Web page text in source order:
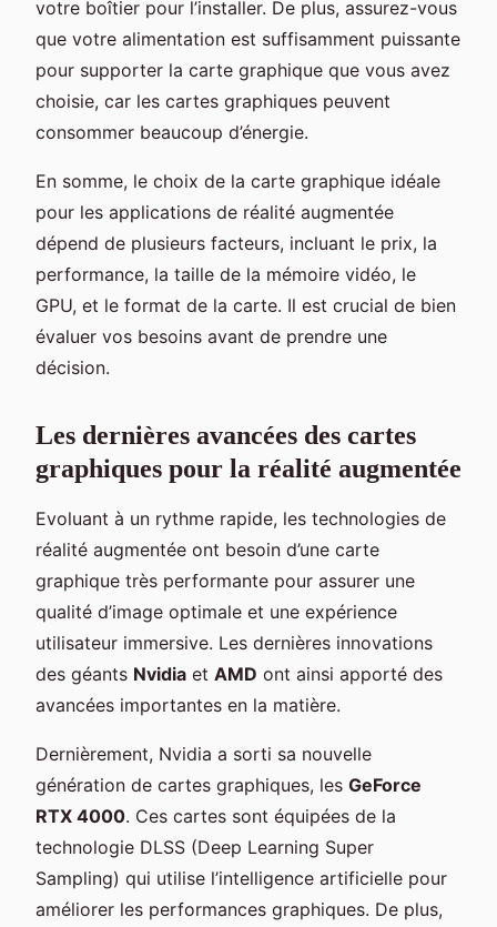
votre boîtier pour l’installer. De plus, assurez-vous
que votre alimentation est suffisamment puissante
pour supporter la carte graphique que vous avez
choisie, car les cartes graphiques peuvent
consommer beaucoup d’énergie.
En somme, le choix de la carte graphique idéale
pour les applications de réalité augmentée
dépend de plusieurs facteurs, incluant le prix, la
performance, la taille de la mémoire vidéo, le
GPU, et le format de la carte. Il est crucial de bien
évaluer vos besoins avant de prendre une
décision.
Les dernières avancées des cartes
graphiques pour la réalité augmentée
Evoluant à un rythme rapide, les technologies de
réalité augmentée ont besoin d’une carte
graphique très performante pour assurer une
qualité d’image optimale et une expérience
utilisateur immersive. Les dernières innovations
des géants Nvidia et AMD ont ainsi apporté des
avancées importantes en la matière.
Dernièrement, Nvidia a sorti sa nouvelle
génération de cartes graphiques, les GeForce
RTX 4000. Ces cartes sont équipées de la
technologie DLSS (Deep Learning Super
Sampling) qui utilise l’intelligence artificielle pour
améliorer les performances graphiques. De plus,